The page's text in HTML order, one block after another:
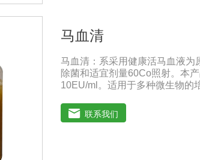
马血清
马血清：系采用健康活马血液为
除菌和适宜剂量60Co照射。本
10EU/ml。适用于多种微生物的
事项：解冻：采用逐步解冻法
使血清质量不会受到影响。
联系我们